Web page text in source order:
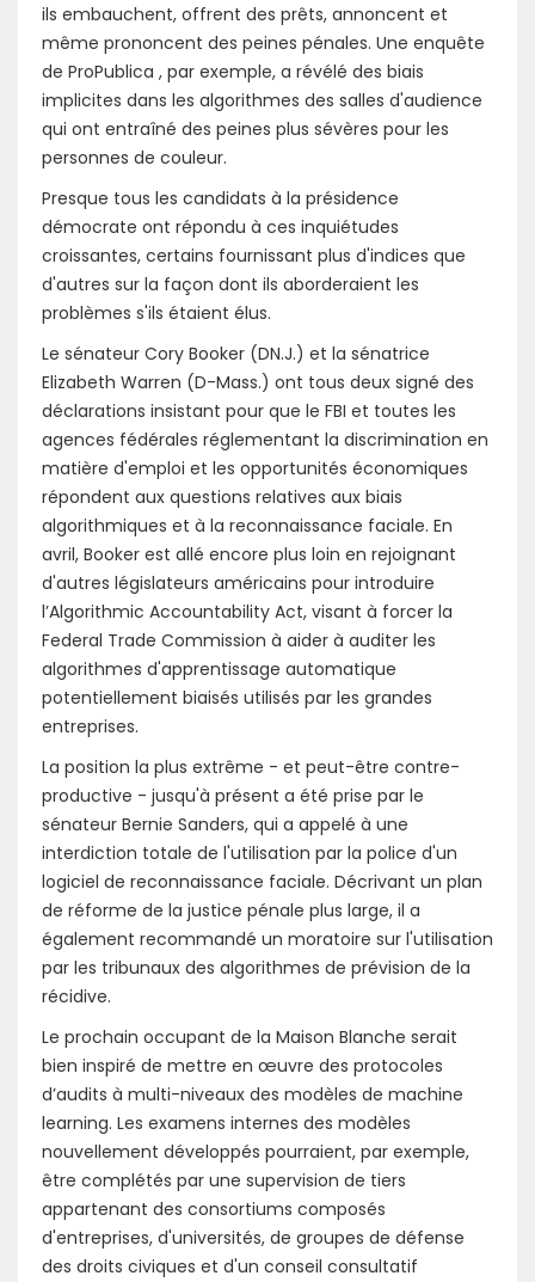
ils embauchent, offrent des prêts, annoncent et
même prononcent des peines pénales. Une enquête
de ProPublica , par exemple, a révélé des biais
implicites dans les algorithmes des salles d'audience
qui ont entraîné des peines plus sévères pour les
personnes de couleur.
Presque tous les candidats à la présidence
démocrate ont répondu à ces inquiétudes
croissantes, certains fournissant plus d'indices que
d'autres sur la façon dont ils aborderaient les
problèmes s'ils étaient élus.
Le sénateur Cory Booker (DN.J.) et la sénatrice
Elizabeth Warren (D-Mass.) ont tous deux signé des
déclarations insistant pour que le FBI et toutes les
agences fédérales réglementant la discrimination en
matière d'emploi et les opportunités économiques
répondent aux questions relatives aux biais
algorithmiques et à la reconnaissance faciale. En
avril, Booker est allé encore plus loin en rejoignant
d'autres législateurs américains pour introduire
l’Algorithmic Accountability Act, visant à forcer la
Federal Trade Commission à aider à auditer les
algorithmes d'apprentissage automatique
potentiellement biaisés utilisés par les grandes
entreprises.
La position la plus extrême - et peut-être contre-
productive - jusqu'à présent a été prise par le
sénateur Bernie Sanders, qui a appelé à une
interdiction totale de l'utilisation par la police d'un
logiciel de reconnaissance faciale. Décrivant un plan
de réforme de la justice pénale plus large, il a
également recommandé un moratoire sur l'utilisation
par les tribunaux des algorithmes de prévision de la
récidive.
Le prochain occupant de la Maison Blanche serait
bien inspiré de mettre en œuvre des protocoles
d’audits à multi-niveaux des modèles de machine
learning. Les examens internes des modèles
nouvellement développés pourraient, par exemple,
être complétés par une supervision de tiers
appartenant des consortiums composés
d'entreprises, d'universités, de groupes de défense
des droits civiques et d'un conseil consultatif